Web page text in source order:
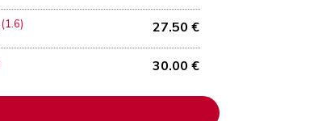
(1.6) 27.50 €
30.00 €